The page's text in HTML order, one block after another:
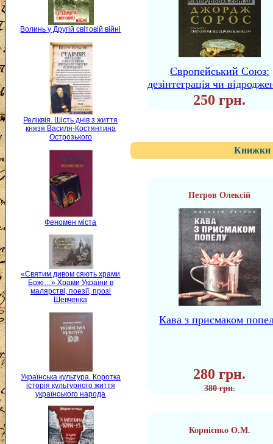
Волинь у Другій світовій війні
Реліквія. Шість днів з життя
князя Василя-Костянтина
Острозького
Феномен міста
«Святим дивом сяють храми
Божі…» Храми України в
малярстві, поезії, прозі
Шевченка
Українська культура. Коротка
історія культурного життя
українського народа
Європейський Союз:
дезінтеграція чи
250 грн.
Книжки
Петров Олексій
Кава з присмаком
280 грн.
380 грн.
Корнієнко О.М.